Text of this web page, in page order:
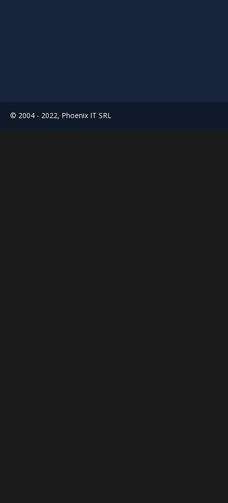
© 2004 - 2022, Phoenix IT SRL